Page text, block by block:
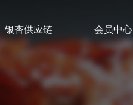
银杏供应链 会员中心